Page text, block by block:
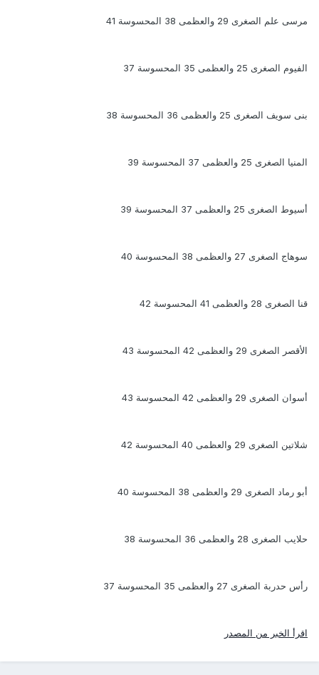
مرسى علم الصغرى 29 والعظمى 38 المحسوسة 41
الفيوم الصغرى 25 والعظمى 35 المحسوسة 37
بنى سويف الصغرى 25 والعظمى 36 المحسوسة 38
المنيا الصغرى 25 والعظمى 37 المحسوسة 39
أسيوط الصغرى 25 والعظمى 37 المحسوسة 39
سوهاج الصغرى 27 والعظمى 38 المحسوسة 40
قنا الصغرى 28 والعظمى 41 المحسوسة 42
الأقصر الصغرى 29 والعظمى 42 المحسوسة 43
أسوان الصغرى 29 والعظمى 42 المحسوسة 43
شلاتين الصغرى 29 والعظمى 40 المحسوسة 42
أبو رماد الصغرى 29 والعظمى 38 المحسوسة 40
حلايب الصغرى 28 والعظمى 36 المحسوسة 38
رأس حدربة الصغرى 27 والعظمى 35 المحسوسة 37
اقرأ الخبر من المصدر